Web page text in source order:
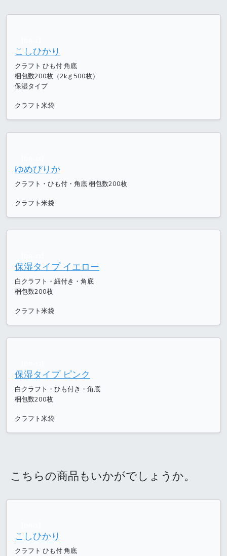
こしひかり
クラフト ひも付 角底
梱包数200枚（2kｇ500枚）
保湿タイプ
クラフト米袋
ゆめぴりか
クラフト・ひも付・角底 梱包数200枚
クラフト米袋
保湿タイプ イエロー
白クラフト・紐付き・角底
梱包数200枚
クラフト米袋
保湿タイプ ピンク
白クラフト・ひも付き・角底
梱包数200枚
クラフト米袋
こちらの商品もいかがでしょうか。
こしひかり
クラフト ひも付 角底